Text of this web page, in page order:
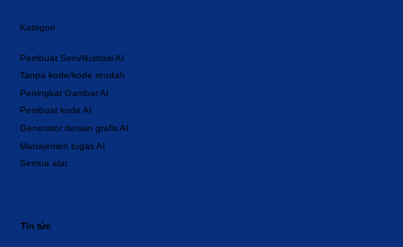
Kategori
Semua alat
Manajemen tugas AI
Generator desain grafis AI
Tanpa kode/kode rendah
Pembuat kode AI
Peningkat Gambar AI
Pembuat Seni/Ilustrasi AI
Tin tức